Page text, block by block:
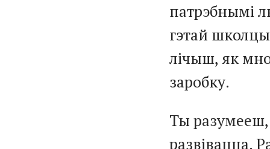
патрэбнымі
гэтай
лічыш, як
заробку.
Ты разумееш,
развівацца.